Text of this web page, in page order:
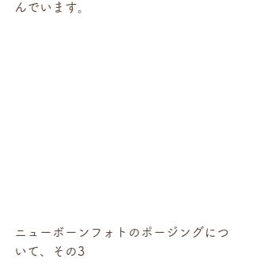
んでいます。
ニューボーンフォトのポージングにつ
いて、その3